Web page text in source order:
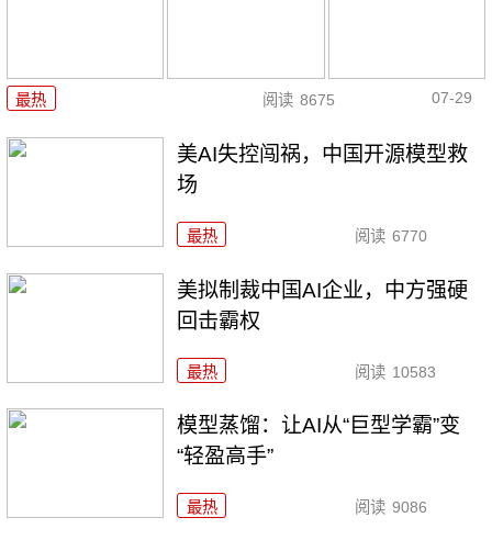
最热 阅读 8675 07-29
美AI失控闯祸，中国开源模型救
场
最热 阅读 6770
美拟制裁中国AI企业，中方强硬
回击霸权
最热 阅读 10583
模型蒸馏：让AI从“巨型学霸”变
“轻盈高手”
最热 阅读 9086